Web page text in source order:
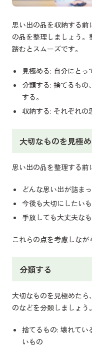
思い出の品を収納する
の品を整理しましょう
踏むとスムーズです。
見極める: 自分にとっ
分類する: 捨てるもの
する。
収納する: それぞれの
大切なものを見極
思い出の品を整理する前
どんな思い出が詰ま
今後も大切にしたい
手放しても大丈夫な
これらの点を考慮しなが
分類する
大切なものを見極めた
のなどを分類しましょう。
捨てるもの: 壊れてい
いもの